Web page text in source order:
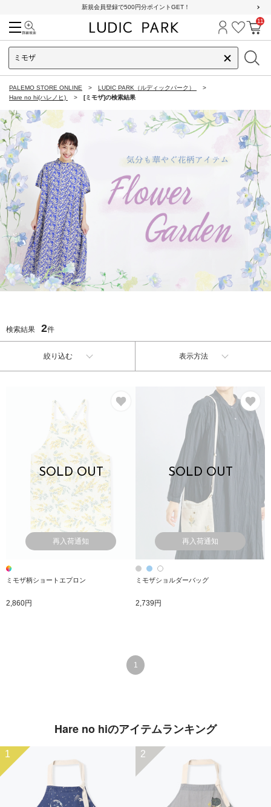
新規会員登録で500円分ポイントGET！
ログイン
お気に
カ
11
PALEMO STORE ONLINE
LUDIC PARK（ルディックパーク）
Hare no hi(ハレノヒ)
[ミモザ]の検索結果
検索結果 2件
絞り込む 表示方法
SOLD OUT
再入荷通知
ミモザ柄ショートエプロン
2,860円
SOLD OUT
再入荷通知
ミモザショルダーバッグ
2,739円
1
Hare no hiのアイテムランキング
1 2